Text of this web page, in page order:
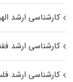
کارشناسی ارشد
کارشناسی ارشد
کارشناسی ارشد